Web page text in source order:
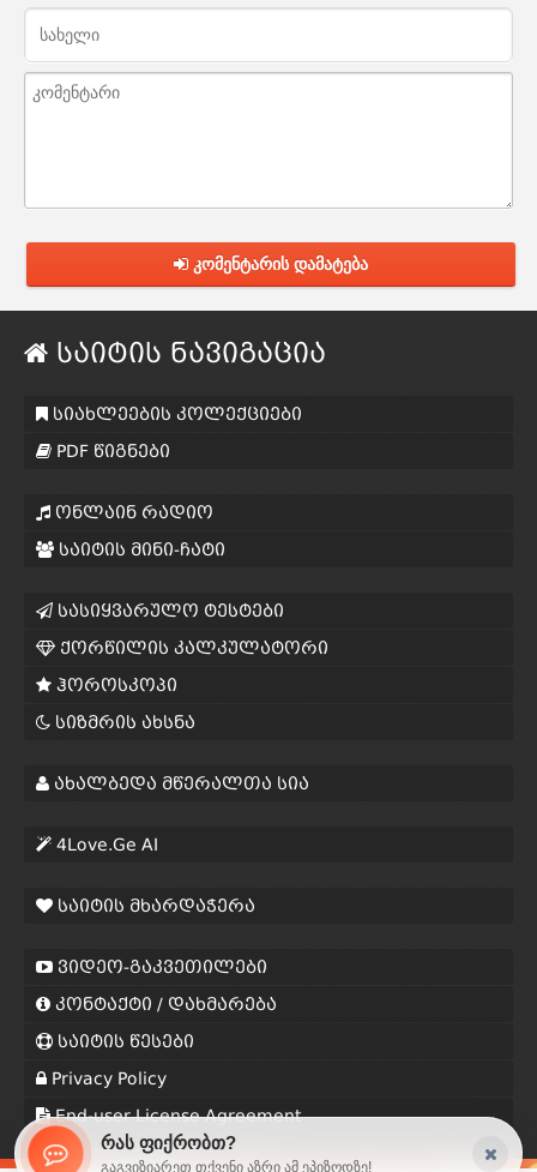
რას ფიქრობთ?
გაგვიზიარეთ თქვენი აზრი ამ ეპიზოდზე!
კომენტარის დამატება
საიტის ნავიგაცია
სიახლეების კოლექციები
PDF წიგნები
ონლაინ რადიო
საიტის მინი-ჩატი
სასიყვარულო ტესტები
ქორწილის კალკულატორი
ჰოროსკოპი
სიზმრის ახსნა
ახალბედა მწერალთა სია
4Love.Ge AI
საიტის მხარდაჭერა
ვიდეო-გაკვეთილები
კონტაქტი / დახმარება
საიტის წესები
Privacy Policy
End-user License Agreement